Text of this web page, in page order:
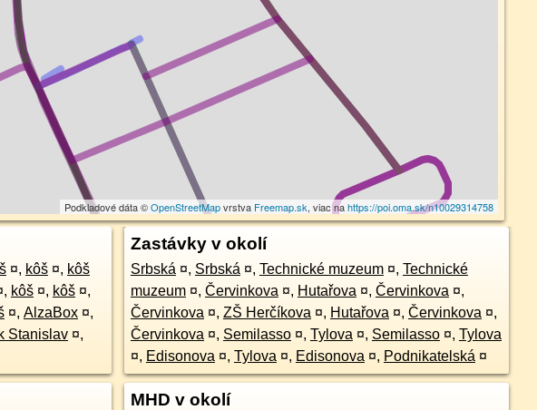
Podkladové dáta ©OpenStreetMapvrstva Freemap.sk, viac nahttps://poi.oma.sk/n10029314758
¤, kôš ¤, kôš
, kôš ¤, kôš ¤,
¤, AlzaBox ¤,
Stanislav ¤,
Zastávky v okolí
Srbská ¤, Srbská ¤, Technické muzeum ¤, Technické
muzeum ¤, Červinkova ¤, Hutařova ¤, Červinkova ¤,
Červinkova ¤, ZŠ Herčíkova ¤, Hutařova ¤, Červinkova ¤,
Červinkova ¤, Semilasso ¤, Tylova ¤, Semilasso ¤, Tylova
¤, Edisonova ¤, Tylova ¤, Edisonova ¤, Podnikatelská ¤
MHD v okolí